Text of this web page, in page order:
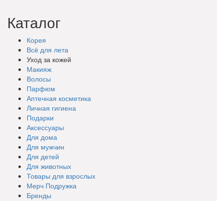
Каталог
Корея
Всё для лета
Уход за кожей
Макияж
Волосы
Парфюм
Аптечная косметика
Личная гигиена
Подарки
Аксессуары
Для дома
Для мужчин
Для детей
Для животных
Товары для взрослых
Мерч Подружка
Бренды